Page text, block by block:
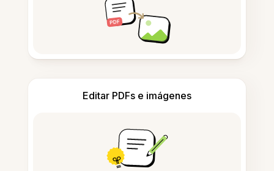
Editar PDFs e imágenes